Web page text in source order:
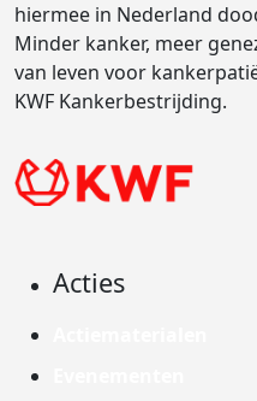
hiermee in Nederland
Minder kanker, meer
van leven voor
KWF Kankerbestrijding.
Acties